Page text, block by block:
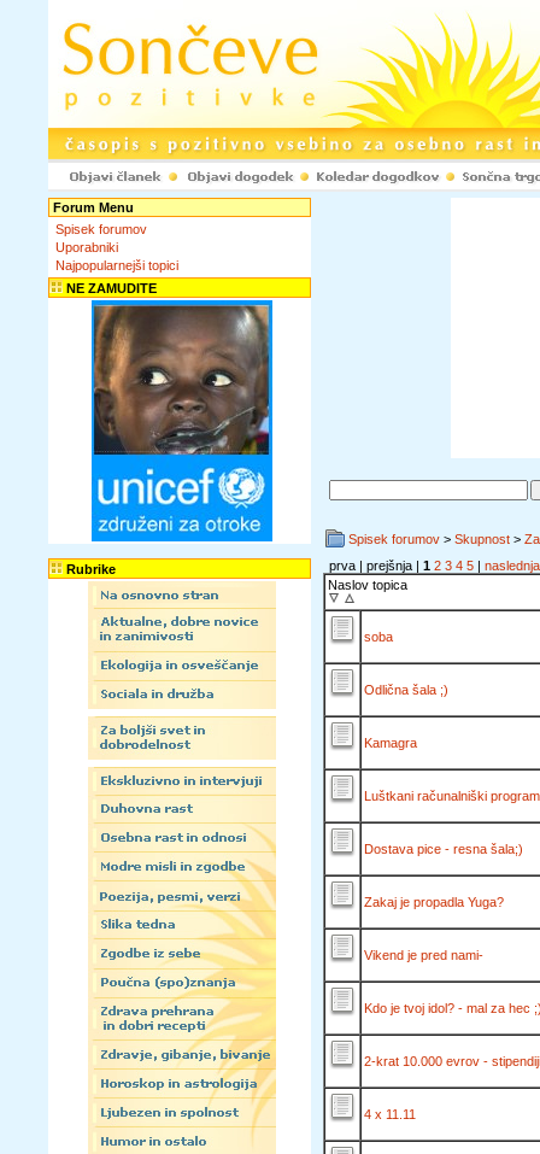
Forum Menu
Spisek forumov
Uporabniki
Najpopularnejši topici
NE ZAMUDITE
Rubrike
Spisek forumov > Skupnost >
prva | prejšnja | 1 2 3 4 5 | naslednja
Naslov topica
soba
Odlična šala ;)
Kamagra
Luštkani računalniški
Dostava pice - resna šala;)
Zakaj je propadla Yuga?
Vikend je pred nami-
Kdo je tvoj idol? - mal za hec
2-krat 10.000 evrov -
4 x 11.11